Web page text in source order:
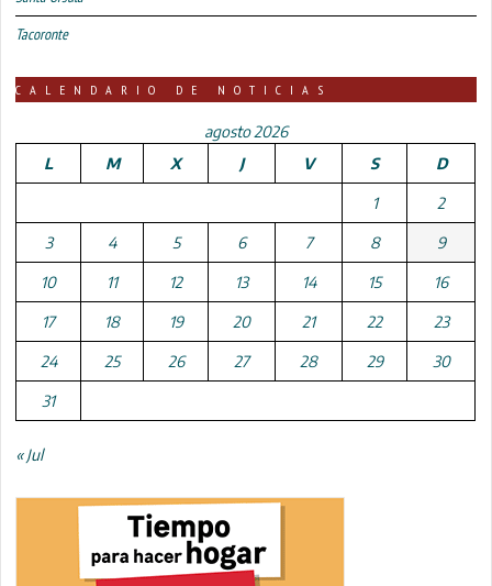
Tacoronte
CALENDARIO DE NOTICIAS
agosto 2026
L
M X J V S D
1 2
3 4 5 6 7 8 9
10 11 12 13 14 15 16
17 18 19 20 21 22 23
24 25 26 27 28 29 30
31
« Jul